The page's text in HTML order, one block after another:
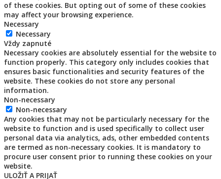
of these cookies. But opting out of some of these cookies
may affect your browsing experience.
Necessary
Necessary
Vždy zapnuté
Necessary cookies are absolutely essential for the website to
function properly. This category only includes cookies that
ensures basic functionalities and security features of the
website. These cookies do not store any personal
information.
Non-necessary
Non-necessary
Any cookies that may not be particularly necessary for the
website to function and is used specifically to collect user
personal data via analytics, ads, other embedded contents
are termed as non-necessary cookies. It is mandatory to
procure user consent prior to running these cookies on your
website.
ULOŽIŤ A PRIJAŤ